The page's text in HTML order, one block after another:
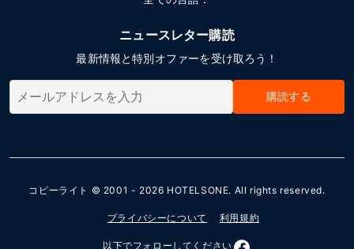
ニュースレター購読
最新情報と特別オファーを受け取ろう！
購読する
コピーライト © 2001 - 2026 HOTELSONE. All rights reserved.
プライバシーについて 利用規約
以下でフォローしてください